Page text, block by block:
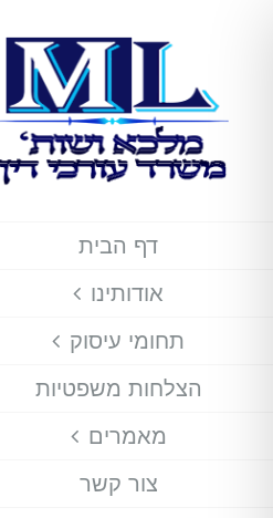
דף הבית
אודותינו
תחומי עיסוק
הצלחות משפטיות
מאמרים
צור קשר